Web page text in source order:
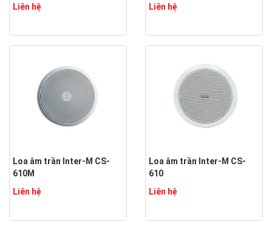
Liên hệ
Liên hệ
Loa âm trần Inter-M CS-
610M
Liên hệ
Loa âm trần Inter-M CS-
610
Liên hệ